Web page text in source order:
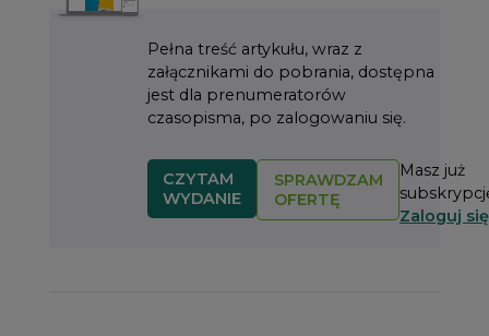
Pełna treść artykułu, wraz z
załącznikami do pobrania, dostępna
jest dla prenumeratorów
czasopisma, po zalogowaniu się.
CZYTAM
WYDANIE
SPRAWDZAM
OFERTĘ
Masz już
Zaloguj